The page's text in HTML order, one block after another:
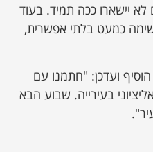
לא יישארו ככה תמיד. בעוד
כמעט בלתי אפשרית,
ועדכן: "חתמנו עם
בעירייה. שבוע הבא